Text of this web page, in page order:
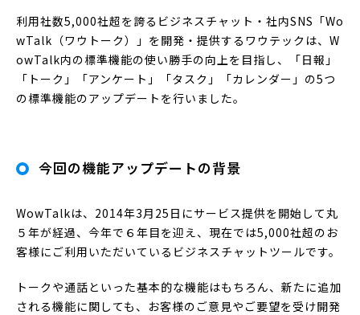
利用社数5,000社超を誇るビジネスチャット・社内SNS「Wo
wTalk（ワウトーク）」を開発・提供するワウテックは、W
owTalk内の標準機能の使い勝手の向上を目指し、「日報」
「トーク」「アンケート」「タスク」「カレンダー」の5つ
の標準機能のアップデートを行いました。
今回の機能アップデートの背景
WowTalkは、2014年3月25日にサービス提供を開始して丸
５年が経過、今年で６年目を迎え、現在では5,000社超のお
客様にご利用いただいているビジネスチャットツールです。
トークや通話といった基本的な機能はもちろん、新たに追加
される機能に関しても、お客様のご意見やご要望を受け開発